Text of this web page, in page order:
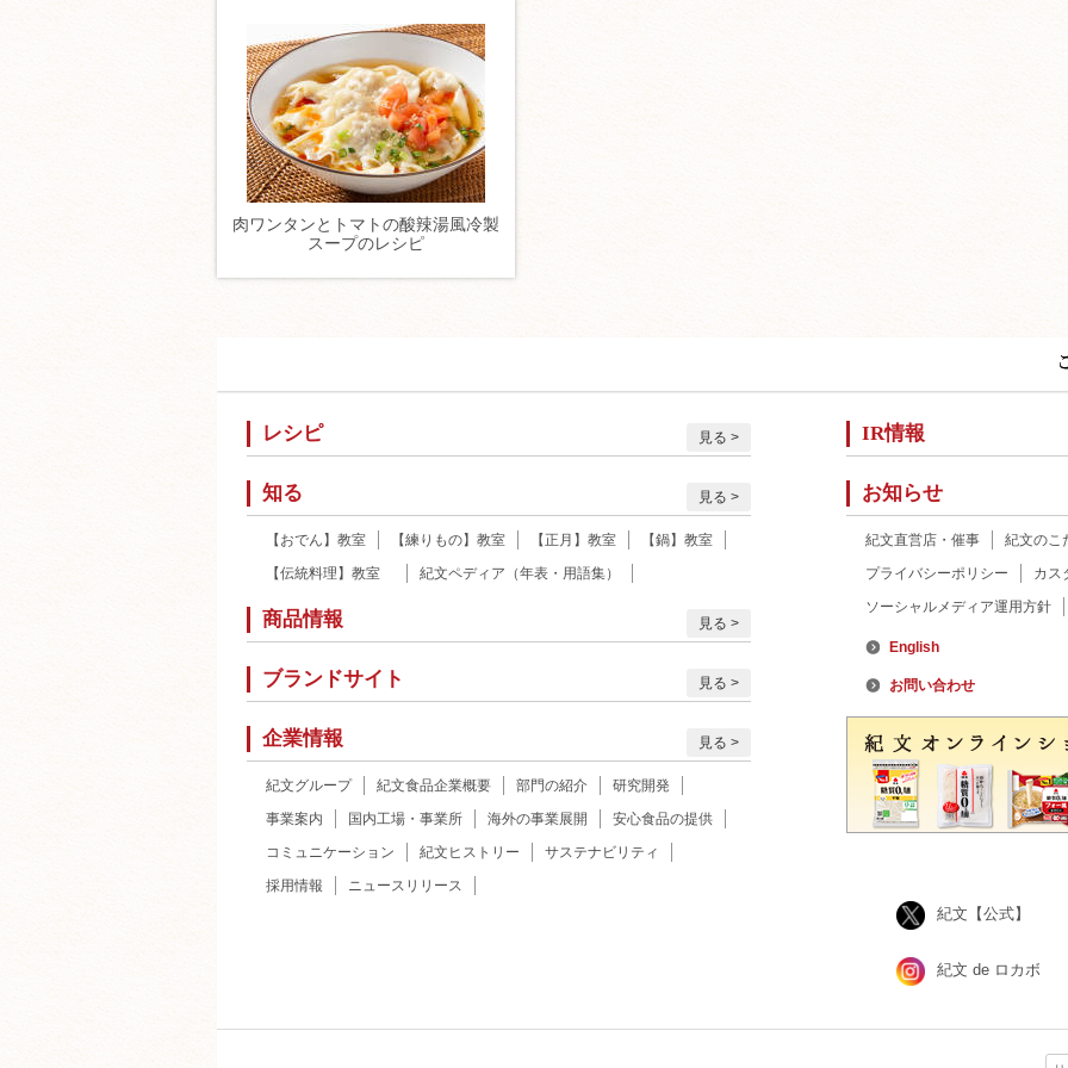
肉ワンタンとトマトの酸辣湯風冷製
スープのレシピ
レシピ 見る
知る 見る
【おでん】教室 【練りもの】教室 【正月】教室
【鍋】教室
【伝統料理】教室
紀文ペディア（年表・用語集）
商品情報 見る
ブランドサイト 見る
企業情報 見る
紀文グループ 紀文食品企業概要 部門の紹介
研究開発
事業案内
国内工場・事業所 海外の事業展開
安心食品の提供
コミュニケーション
紀文ヒストリー
サステナビリティ
採用情報
ニュースリリース
IR情報
お知らせ
紀文直営店・催事
紀文のこ
プライバシーポリシー
カス
ソーシャルメディア運用方針
English
お問い合わせ
紀文【公式】
紀文 de ロカボ